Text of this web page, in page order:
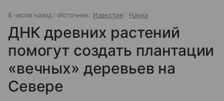
8 часов назад Источник: Известия Наука
ДНК древних растений
помогут создать плантации
«вечных» деревьев на
Севере